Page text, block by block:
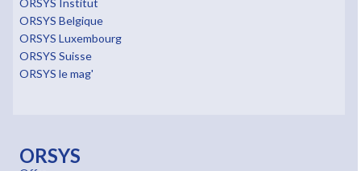
ORSYS Institut
ORSYS Belgique
ORSYS Luxembourg
ORSYS Suisse
ORSYS le mag'
ORSYS